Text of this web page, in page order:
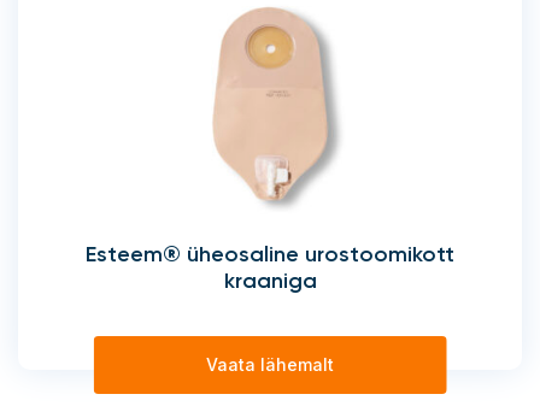
Esteem® üheosaline urostoomikott
kraaniga
Vaata lähemalt